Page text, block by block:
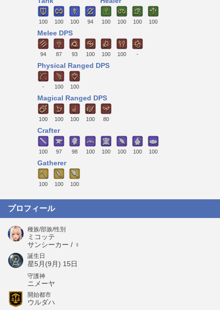
100 100 100 94 100 100 100 100
Melee DPS
94 87 93 100 100 100 -
Physical Ranged DPS
- 100 100
Magical Ranged DPS
100 100 100 100 80
Crafter
100 97 98 100 100 100 100 100
Gatherer
100 100 100
プロフィール
種族/部族/性別
ミコッテ
サンシーカー / ♀
誕生日
星5月(9月) 15日
守護神
ニメーヤ
開始都市
ウルダハ